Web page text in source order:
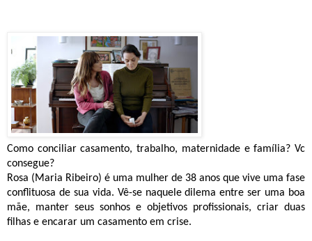
Como conciliar casamento, trabalho, maternidade e família? Vc
consegue?
Rosa (Maria Ribeiro) é uma mulher de 38 anos que vive uma fase
conflituosa de sua vida. Vê-se naquele dilema entre ser uma boa
mãe, manter seus sonhos e objetivos profissionais, criar duas
filhas e encarar um casamento em crise.